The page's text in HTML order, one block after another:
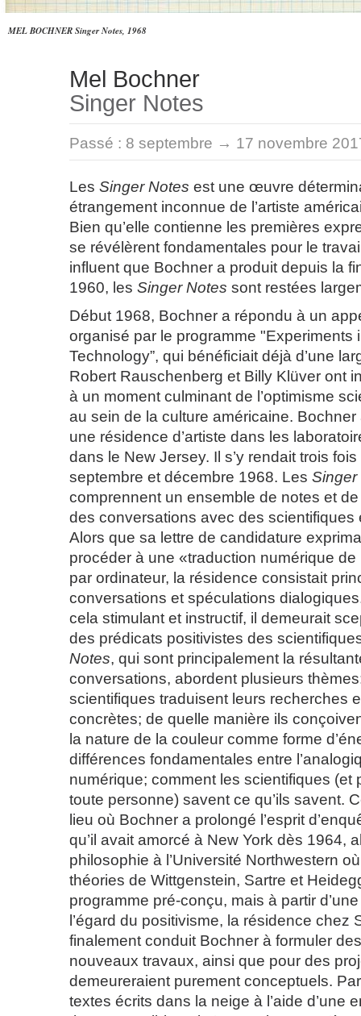
MEL BOCHNER Singer Notes, 1968
Mel Bochner
Singer Notes
Passé : 8 septembre → 17 novembre
Les Singer Notes est une œuvre
étrangement inconnue de l’artiste
Bien qu’elle contienne les premières
se révélèrent fondamentales pour le
influent que Bochner a produit depuis la
1960, les Singer Notes sont restées
Début 1968, Bochner a répondu à un
organisé par le programme "Experiments
Technology”, qui bénéficiait déjà d’une
Robert Rauschenberg et Billy Klüver ont
à un moment culminant de l’optimisme
au sein de la culture américaine.
une résidence d’artiste dans les
dans le New Jersey. Il s’y rendait trois
septembre et décembre 1968. Les Singer
comprennent un ensemble de notes et
des conversations avec des scientifiques
Alors que sa lettre de candidature
procéder à une «traduction numérique
par ordinateur, la résidence consistait
conversations et spéculations
cela stimulant et instructif, il demeurait
des prédicats positivistes des
Notes, qui sont principalement la
conversations, abordent plusieurs
scientifiques traduisent leurs recherches
concrètes; de quelle manière ils
la nature de la couleur comme forme
différences fondamentales entre
numérique; comment les scientifiques (et
toute personne) savent ce qu’ils savent.
lieu où Bochner a prolongé l’esprit
qu’il avait amorcé à New York dès 1964,
philosophie à l’Université Northwestern
théories de Wittgenstein, Sartre et
programme pré-conçu, mais à partir
l’égard du positivisme, la résidence chez
finalement conduit Bochner à formuler
nouveaux travaux, ainsi que pour des
demeureraient purement conceptuels.
textes écrits dans la neige à l’aide d’une